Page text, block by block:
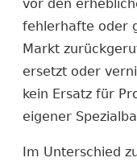
vor den
fehlerhafte oder
Markt
ersetzt oder
kein Ersatz für
eigener
Im Unterschied